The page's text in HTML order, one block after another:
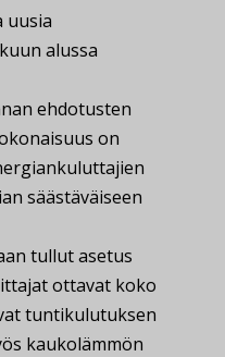
uusia
alussa
ehdotusten
on
säästäväiseen
tullut asetus
ottavat koko
tuntikulutuksen
kaukolämmön